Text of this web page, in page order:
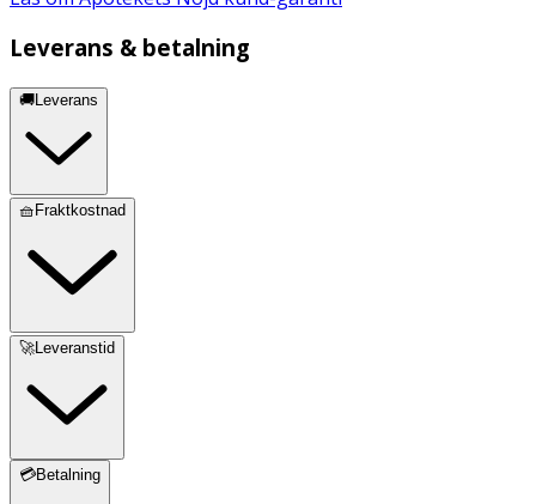
Leverans & betalning
🚚Leverans
🧺Fraktkostnad
🚀Leveranstid
💳Betalning